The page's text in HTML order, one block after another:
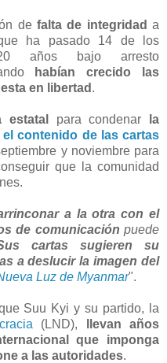
de falta de integridad a
ha pasado 14 de los
años bajo arresto
habían crecido las
en libertad .
estatal para condenar
la
el contenido de las cartas
y noviembre para
que la comunidad
a la otra con el
de comunicación puede
cartas sugieren su
a deslucir la imagen del
Luz de Myanmar".
Suu Kyi y su partido, la
(LND),
llevan años
que imponga
a las autoridades.